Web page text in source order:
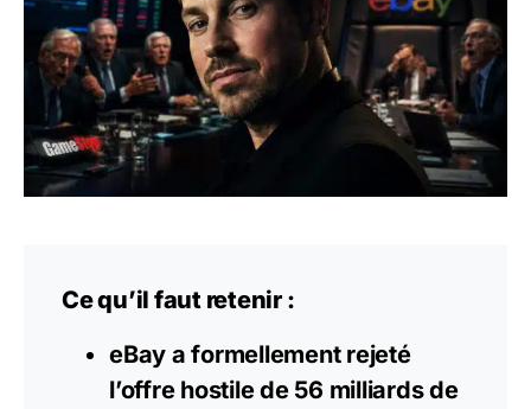
Ce qu’il faut retenir :
eBay a formellement rejeté
l’offre hostile de 56 milliards de